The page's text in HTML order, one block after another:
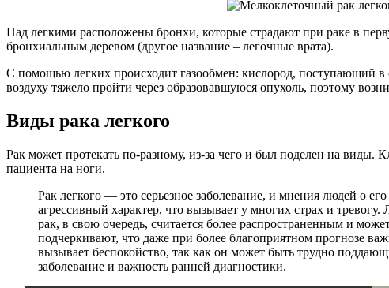
Над легкими расположены бронхи, которые страдают при раке в
бронхиальным деревом (другое название – легочные врата).
С помощью легких происходит газообмен: кислород, поступающий в
воздуху тяжело пройти через образовавшуюся опухоль, поэтому
Виды рака легкого
Рак может протекать по-разному, из-за чего и был поделен на виды.
пациента на ноги.
Рак легкого — это серьезное заболевание, и мнения людей о
агрессивный характер, что вызывает у многих страх и
рак, в свою очередь, считается более распространенным и
подчеркивают, что даже при более благоприятном прогнозе
вызывает беспокойство, так как он может быть трудно
заболевание и важность ранней диагностики.